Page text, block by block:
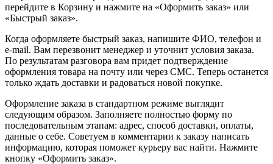
перейдите в Корзину и нажмите на «Оформить заказ» или
«Быстрый заказ».
Когда оформляете быстрый заказ, напишите ФИО, телефон и
e-mail. Вам перезвонит менеджер и уточнит условия заказа.
По результатам разговора вам придет подтверждение
оформления товара на почту или через СМС. Теперь останется
только ждать доставки и радоваться новой покупке.
Оформление заказа в стандартном режиме выглядит
следующим образом. Заполняете полностью форму по
последовательным этапам: адрес, способ доставки, оплаты,
данные о себе. Советуем в комментарии к заказу написать
информацию, которая поможет курьеру вас найти. Нажмите
кнопку «Оформить заказ».